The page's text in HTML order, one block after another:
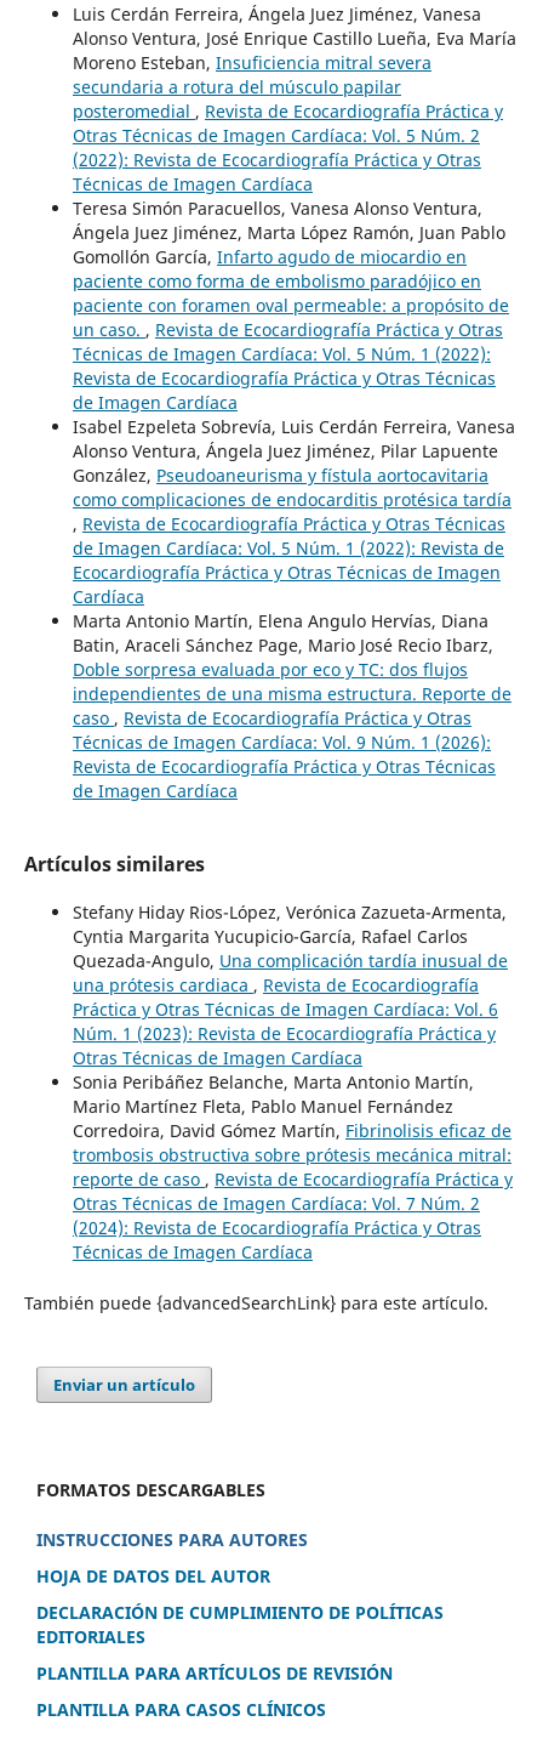
Luis Cerdán Ferreira, Ángela Juez Jiménez, Vanesa
Alonso Ventura, José Enrique Castillo Lueña, Eva María
Moreno Esteban, Insuficiencia mitral severa
secundaria a rotura del músculo papilar
posteromedial , Revista de Ecocardiografía Práctica y
Otras Técnicas de Imagen Cardíaca: Vol. 5 Núm. 2
(2022): Revista de Ecocardiografía Práctica y Otras
Técnicas de Imagen Cardíaca
Teresa Simón Paracuellos, Vanesa Alonso Ventura,
Ángela Juez Jiménez, Marta López Ramón, Juan Pablo
Gomollón García, Infarto agudo de miocardio en
paciente como forma de embolismo paradójico en
paciente con foramen oval permeable: a propósito de
un caso. , Revista de Ecocardiografía Práctica y Otras
Técnicas de Imagen Cardíaca: Vol. 5 Núm. 1 (2022):
Revista de Ecocardiografía Práctica y Otras Técnicas
de Imagen Cardíaca
Isabel Ezpeleta Sobrevía, Luis Cerdán Ferreira, Vanesa
Alonso Ventura, Ángela Juez Jiménez, Pilar Lapuente
González, Pseudoaneurisma y fístula aortocavitaria
como complicaciones de endocarditis protésica tardía
, Revista de Ecocardiografía Práctica y Otras Técnicas
de Imagen Cardíaca: Vol. 5 Núm. 1 (2022): Revista de
Ecocardiografía Práctica y Otras Técnicas de Imagen
Cardíaca
Marta Antonio Martín, Elena Angulo Hervías, Diana
Batin, Araceli Sánchez Page, Mario José Recio Ibarz,
Doble sorpresa evaluada por eco y TC: dos flujos
independientes de una misma estructura. Reporte de
caso , Revista de Ecocardiografía Práctica y Otras
Técnicas de Imagen Cardíaca: Vol. 9 Núm. 1 (2026):
Revista de Ecocardiografía Práctica y Otras Técnicas
de Imagen Cardíaca
Artículos similares
Stefany Hiday Rios-López, Verónica Zazueta-Armenta,
Cyntia Margarita Yucupicio-García, Rafael Carlos
Quezada-Angulo, Una complicación tardía inusual de
una prótesis cardiaca , Revista de Ecocardiografía
Práctica y Otras Técnicas de Imagen Cardíaca: Vol. 6
Núm. 1 (2023): Revista de Ecocardiografía Práctica y
Otras Técnicas de Imagen Cardíaca
Sonia Peribáñez Belanche, Marta Antonio Martín,
Mario Martínez Fleta, Pablo Manuel Fernández
Corredoira, David Gómez Martín, Fibrinolisis eficaz de
trombosis obstructiva sobre prótesis mecánica mitral:
reporte de caso , Revista de Ecocardiografía Práctica y
Otras Técnicas de Imagen Cardíaca: Vol. 7 Núm. 2
(2024): Revista de Ecocardiografía Práctica y Otras
Técnicas de Imagen Cardíaca
También puede {advancedSearchLink} para este artículo.
Enviar un artículo
FORMATOS DESCARGABLES
INSTRUCCIONES PARA AUTORES
HOJA DE DATOS DEL AUTOR
DECLARACIÓN DE CUMPLIMIENTO DE POLÍTICAS
EDITORIALES
PLANTILLA PARA ARTÍCULOS DE REVISIÓN
PLANTILLA PARA CASOS CLÍNICOS